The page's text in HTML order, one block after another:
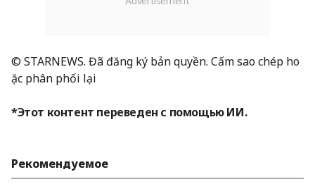
© STARNEWS. Đã đăng ký bản quyền. Cấm sao chép ho
ặc phân phối lại
*Этот контент переведен с помощью ИИ.
Рекомендуемое